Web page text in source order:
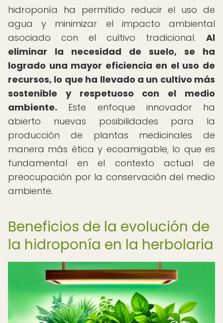
hidroponía ha permitido reducir el uso de
agua y minimizar el impacto ambiental
asociado con el cultivo tradicional. Al
eliminar la necesidad de suelo, se ha
logrado una mayor eficiencia en el uso de
recursos, lo que ha llevado a un cultivo más
sostenible y respetuoso con el medio
ambiente. Este enfoque innovador ha
abierto nuevas posibilidades para la
producción de plantas medicinales de
manera más ética y ecoamigable, lo que es
fundamental en el contexto actual de
preocupación por la conservación del medio
ambiente.
Beneficios de la evolución de
la hidroponía en la herbolaria